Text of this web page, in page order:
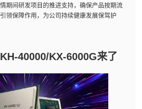
期间研发项目的推进支持，确保产品按期流
领保障作用，为公司持续健康发展保驾护
40000/KX-6000G来了